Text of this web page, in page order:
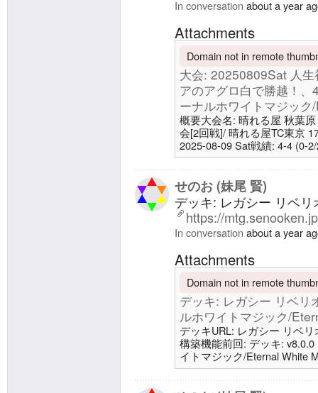
In conversation about a year
Attachments
Domain not in remote
大会: 20250809Sat 人
アのアグロ白で勝越！
ーナルホワイトマジッ
概要大会名: 晴れる屋 秋葉
会[2回戦]/ 晴れる屋TC東京
2025-08-09 Sat戦績: 4-4 (0-
ード ホワイト 0.0.0 | エター
マジック/Eternal White
せのお (妹尾 賢)
デッキ: レガシー リベ
https://
In conversation about a year
Attachments
Domain not in remote
デッキ: レガシー リベ
ルホワイトマジック/
デッキURL: レガシー リベ
構築機能前回: デッキ:
イトマジック/Eternal White
ン/Rebellionデッキ製作者/